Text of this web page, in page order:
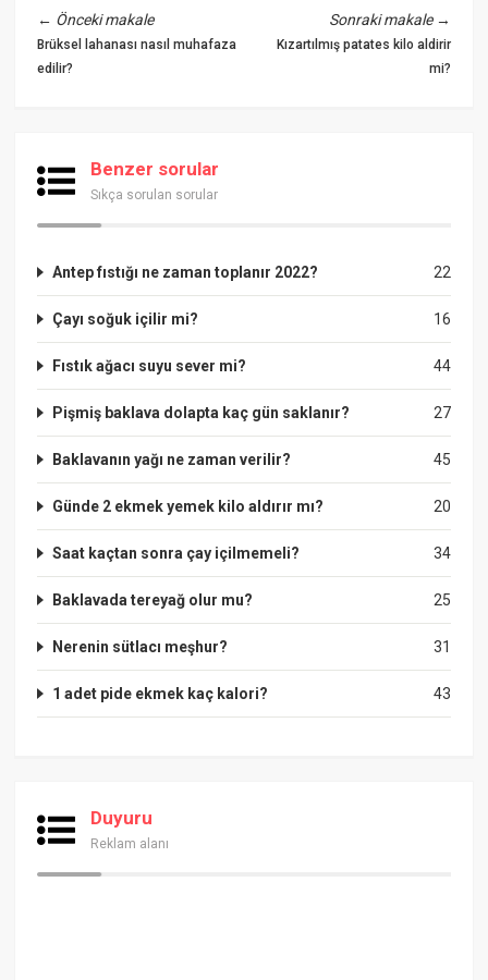
← Önceki makale
Brüksel lahanası nasıl muhafaza
edilir?
Sonraki makale→
Kızartılmış patates kilo aldirir
mi?
Benzer sorular
Sıkça sorulan sorular
22
Antep fıstığı ne zaman toplanır 2022?
16
Çayı soğuk içilir mi?
44
Fıstık ağacı suyu sever mi?
27
Pişmiş baklava dolapta kaç gün saklanır?
45
Baklavanın yağı ne zaman verilir?
20
Günde 2 ekmek yemek kilo aldırır mı?
34
Saat kaçtan sonra çay içilmemeli?
25
Baklavada tereyağ olur mu?
31
Nerenin sütlacı meşhur?
43
1 adet pide ekmek kaç kalori?
Duyuru
Reklam alanı